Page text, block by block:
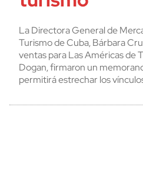
La Directora General de
Turismo de Cuba, Bárbara
ventas para Las Américas de
Dogan, firmaron un
permitirá estrechar los